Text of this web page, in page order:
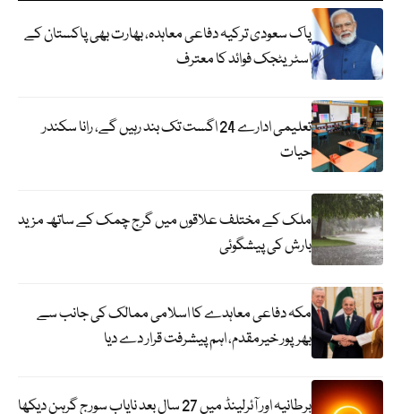
پاک سعودی ترکیہ دفاعی معاہدہ، بھارت بھی پاکستان کے
اسٹریٹجک فوائد کا معترف
تعلیمی ادارے 24 اگست تک بند رہیں گے، رانا سکندر
حیات
ملک کے مختلف علاقوں میں گرج چمک کے ساتھ مزید
بارش کی پیشگوئی
مکہ دفاعی معاہدے کا اسلامی ممالک کی جانب سے
بھرپور خیرمقدم، اہم پیشرفت قرار دے دیا
برطانیہ اور آئرلینڈ میں 27 سال بعد نایاب سورج گرہن دیکھا